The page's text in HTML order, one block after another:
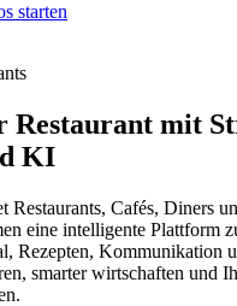
starten
Restaurant mit
KI
Restaurants, Cafés, Diners
eine intelligente Plattform
Rezepten, Kommunikation
smarter wirtschaften und